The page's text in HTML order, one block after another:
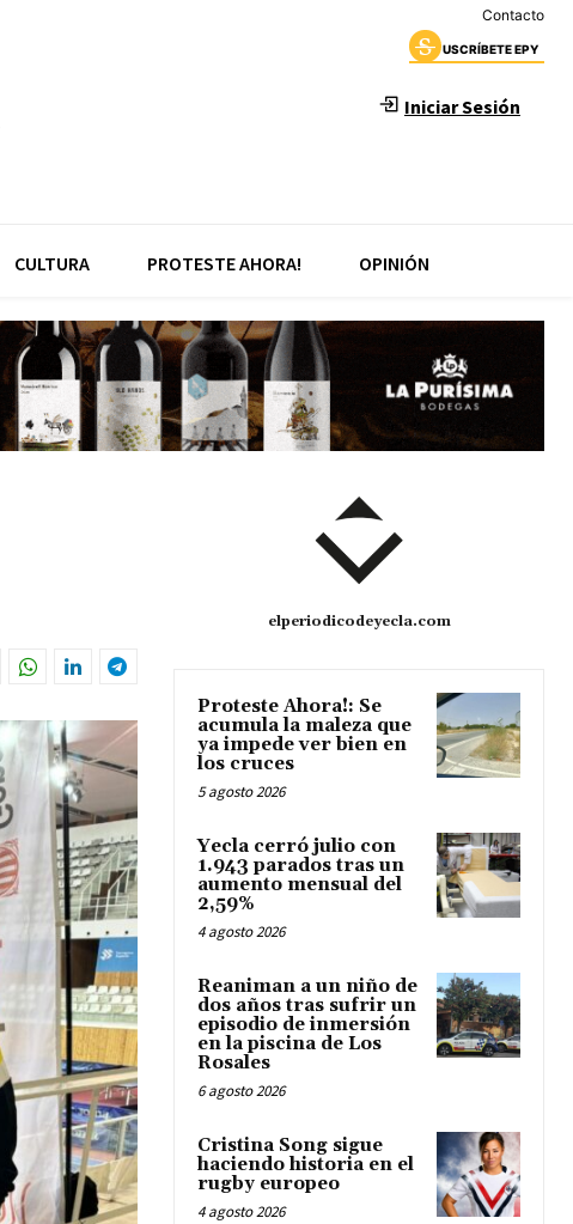
Contacto
USCRÍBETE EPY
Iniciar Sesión
CULTURA PROTESTE AHORA! OPINIÓN
elperiodicodeyecla.com
Proteste Ahora!: Se
acumula la maleza que
ya impede ver bien en
los cruces
5 agosto 2026
Yecla cerró julio con
1.943 parados tras un
aumento mensual del
2,59%
4 agosto 2026
Reaniman a un niño de
dos años tras sufrir un
episodio de inmersión
en la piscina de Los
Rosales
6 agosto 2026
Cristina Song sigue
haciendo historia en el
rugby europeo
4 agosto 2026